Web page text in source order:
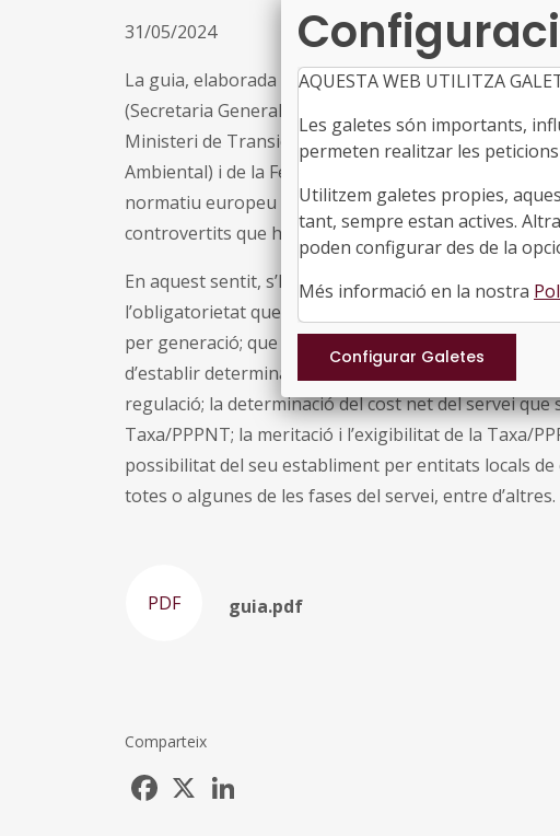
31/05/2024
La guia, elaborada pel Grup de Treball format per
(Secretaria General de Finançament Autonòmica i
Ministeri de Transició Ecològica i el Repte
Ambiental) i de la Federació Espanyola de Municipis i
normatiu europeu i espanyol d’aplicació en aquesta
controvertits que han sorgit pel que fa a la regulació
En aquest sentit, s’hi tracten els següents aspectes
l’obligatorietat que de forma gradual es fixi el seu
per generació; que aquest import s’aproximi a la
d’establir determinats beneficis fiscals i els elements
regulació; la determinació del cost net del servei que
Taxa/PPPNT; la meritació i l’exigibilitat de la Taxa/
possibilitat del seu establiment per entitats locals
totes o algunes de les fases del servei, entre d’altres.
PDF guia.pdf
Comparteix
Facebook
AQUESTA WEB UTILITZA
Les galetes són importants,
permeten realitzar les
Utilitzem galetes propies,
tant, sempre estan actives.
poden configurar des de la
Més informació en la nostra